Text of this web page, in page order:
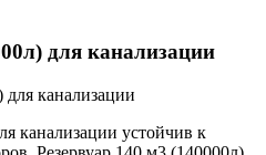
для канализации
канализации устойчив к